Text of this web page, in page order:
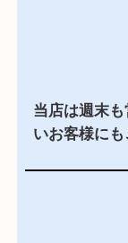
イデフル井